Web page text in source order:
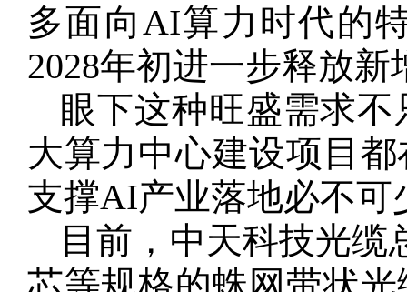
多面向AI算力时代的
2028年初进一步释放新
眼下这种旺盛需求
大算力中心建设项目
支撑AI产业落地必不可
目前，中天科技光缆